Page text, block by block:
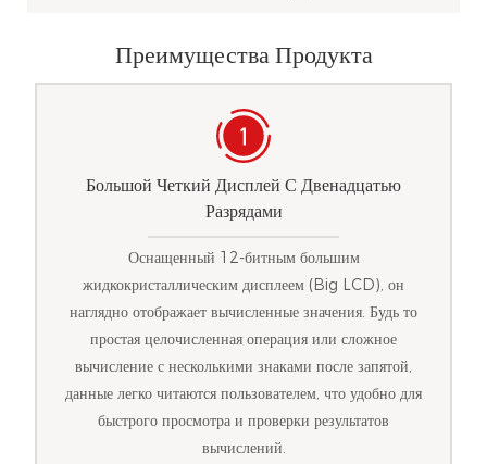
Преимущества Продукта
Большой Четкий Дисплей С Двенадцатью
Разрядами
Оснащенный 12-битным большим
жидкокристаллическим дисплеем (Big LCD), он
наглядно отображает вычисленные значения. Будь то
простая целочисленная операция или сложное
вычисление с несколькими знаками после запятой,
данные легко читаются пользователем, что удобно для
быстрого просмотра и проверки результатов
вычислений.